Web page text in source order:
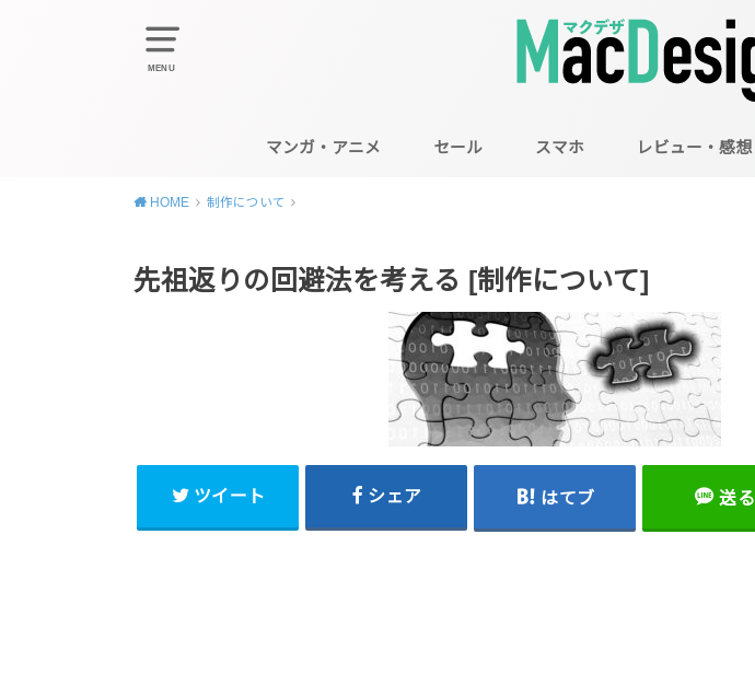
MENU
マンガ・アニメ セール スマホ レビュー・感想
HOME 制作について
先祖返りの回避法を考える [制作について]
ツイート シェア はてブ 送る